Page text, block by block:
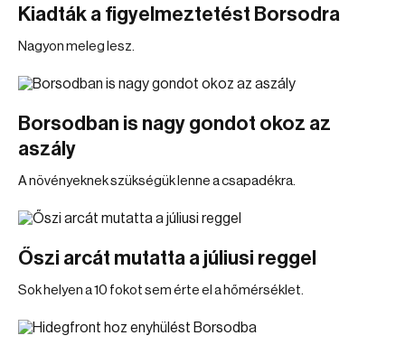
Kiadták a figyelmeztetést Borsodra
Nagyon meleg lesz.
Borsodban is nagy gondot okoz az
aszály
A növényeknek szükségük lenne a csapadékra.
Őszi arcát mutatta a júliusi reggel
Sok helyen a 10 fokot sem érte el a hőmérséklet.